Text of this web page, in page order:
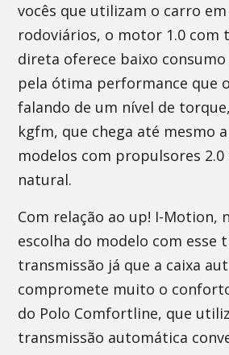
vocês que utilizam o carro
rodoviários, o motor 1.0 com
direta oferece baixo consumo
pela ótima performance que
falando de um nível de
kgfm, que chega até mesmo
modelos com propulsores 2.0
natural.
Com relação ao up! I-Motion,
escolha do modelo com esse
transmissão já que a caixa
compromete muito o
do Polo Comfortline, que
transmissão automática